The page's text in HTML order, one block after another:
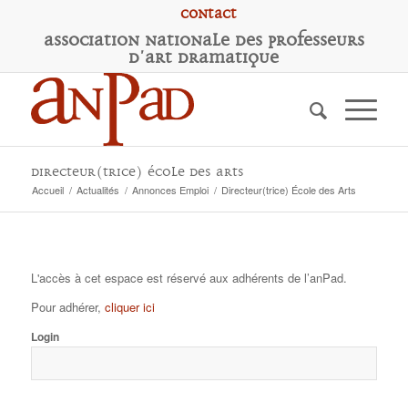
Contact
Association Nationale des Professeurs
d'Art Dramatique
Directeur(trice) École des Arts
Accueil / Actualités / Annonces Emploi / Directeur(trice) École des Arts
L'accès à cet espace est réservé aux adhérents de l’anPad.
Pour adhérer, cliquer ici
Login